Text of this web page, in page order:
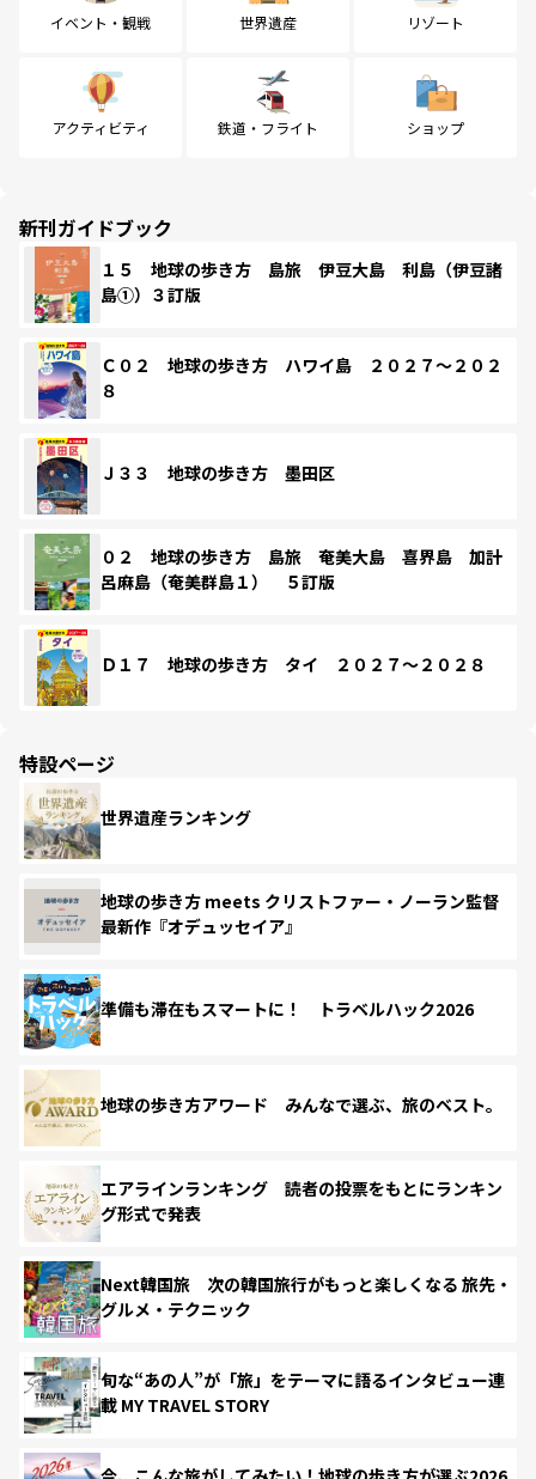
イベント・観戦 世界遺産 リゾート
アクティビティ 鉄道・フライト ショップ
新刊ガイドブック
１５ 地球の歩き方 島旅 伊豆大島 利島（伊豆諸
島①）３訂版
Ｃ０２ 地球の歩き方 ハワイ島 ２０２７～２０２
８
Ｊ３３ 地球の歩き方 墨田区
０２ 地球の歩き方 島旅 奄美大島 喜界島 加計
呂麻島（奄美群島１） ５訂版
Ｄ１７ 地球の歩き方 タイ ２０２７～２０２８
特設ページ
世界遺産ランキング
地球の歩き方 meets クリストファー・ノーラン監督
最新作『オデュッセイア』
準備も滞在もスマートに！ トラベルハック2026
地球の歩き方アワード みんなで選ぶ、旅のベスト。
エアラインランキング 読者の投票をもとにランキン
グ形式で発表
Next韓国旅 次の韓国旅行がもっと楽しくなる 旅先・
グルメ・テクニック
旬な“あの人”が「旅」をテーマに語るインタビュー連
載 MY TRAVEL STORY